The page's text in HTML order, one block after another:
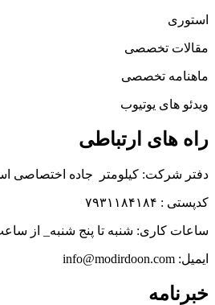
استوری
مقالات تخصصی
ماهنامه تخصصی
ویدئو های یوتیوب
راه های ارتباطی
دفتر شرکت: کیلومتر جاده اختصاصی
کدپستی : ۷۹۳۱۱۸۴۱۸۴
ساعات کاری: شنبه تا پنج شنبه_ از ساعت 7.30 الی
ایمیل: info@modirdoon.com
خبرنامه